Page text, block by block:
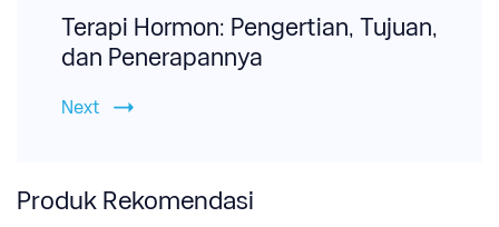
Terapi Hormon: Pengertian, Tujuan,
dan Penerapannya
Next
Produk Rekomendasi